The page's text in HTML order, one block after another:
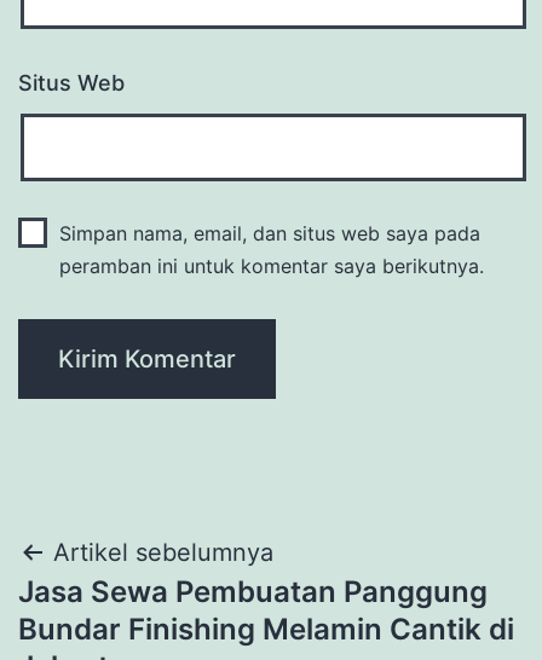
Situs Web
Simpan nama, email, dan situs web saya pada
peramban ini untuk komentar saya berikutnya.
Navigasi
pos
Artikel sebelumnya
Jasa Sewa Pembuatan Panggung
Bundar Finishing Melamin Cantik di